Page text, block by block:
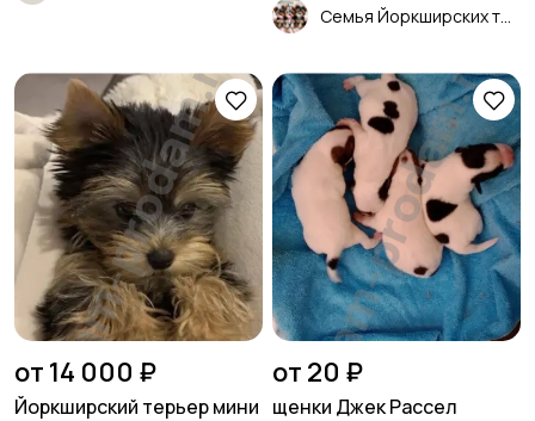
от 14 000 ₽
Йоркширский терьер мини
от 20 ₽
щенки Джек Рассел